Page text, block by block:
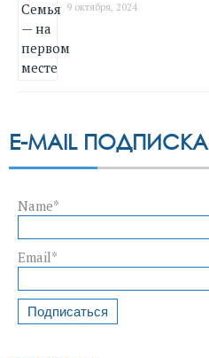
9 октября, 2024
E-MAIL ПОДПИСКА
Name*
Email*